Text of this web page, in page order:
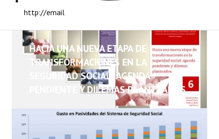
http://email
INSTITUCIONAL
NOTICIAS
HACIA UNA NUEVA ETAPA DE
TRANSFORMACIONES EN LA
SEGURIDAD SOCIAL: AGENDA
PENDIENTE Y DILEMAS PLANTEADOS